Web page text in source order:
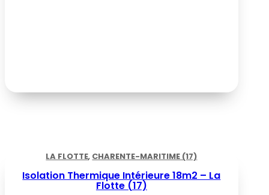
LA FLOTTE, CHARENTE-MARITIME (17)
Isolation Thermique Intérieure 18m2 – La
Flotte (17)